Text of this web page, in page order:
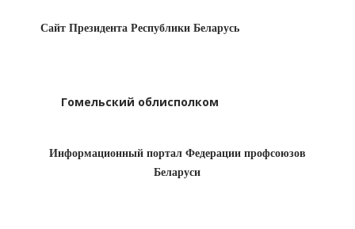
Сайт Президента Республики Беларусь
Гомельский облисполком
Информационный портал Федерации профсоюзов
Беларуси